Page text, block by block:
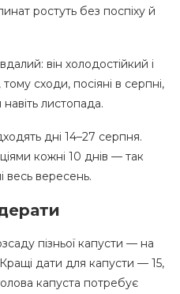
ростуть без поспіху й
він холодостійкий і
сходи, посіяні в серпні,
листопада.
дні 14–27 серпня.
кожні 10 днів — так
весь вересень.
пізньої капусти — на
дати для капусти — 15,
капуста потребує